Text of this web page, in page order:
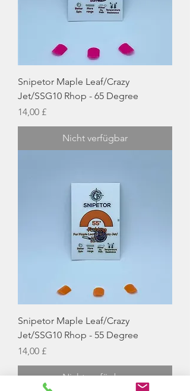
Snipetor Maple Leaf/Crazy
Jet/SSG10 Rhop - 65 Degree
Preis
14,00 £
Nicht verfügbar
Snipetor Maple Leaf/Crazy
Jet/SSG10 Rhop - 55 Degree
Preis
14,00 £
Nicht verfügbar